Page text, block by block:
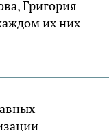
Григория
их них